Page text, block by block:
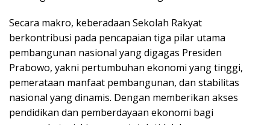
Secara makro, keberadaan Sekolah Rakyat
berkontribusi pada pencapaian tiga pilar utama
pembangunan nasional yang digagas Presiden
Prabowo, yakni pertumbuhan ekonomi yang tinggi,
pemerataan manfaat pembangunan, dan stabilitas
nasional yang dinamis. Dengan memberikan akses
pendidikan dan pemberdayaan ekonomi bagi